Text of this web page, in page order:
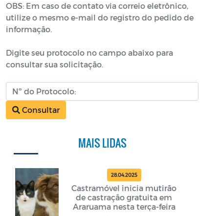
OBS: Em caso de contato via correio eletrônico,
utilize o mesmo e-mail do registro do pedido de
informação.
Digite seu protocolo no campo abaixo para
consultar sua solicitação.
Consultar
MAIS LIDAS
28.04.2025
Castramóvel inicia mutirão
de castração gratuita em
Araruama nesta terça-feira